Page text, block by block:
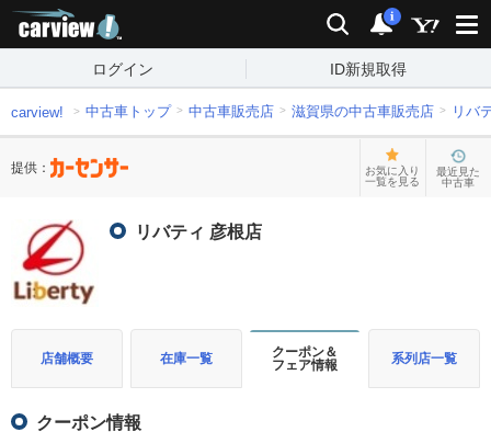
検索 通知
i
ログイン ID新規取得
carview! 中古車トップ 中古車販売店 滋賀県の中古車販売店 リバ
提供：
お気に入り
一覧を見る
最近見た
中古車
リバティ 彦根店
店舗概要 在庫一覧
クーポン＆
フェア情報
系列店一覧
クーポン情報